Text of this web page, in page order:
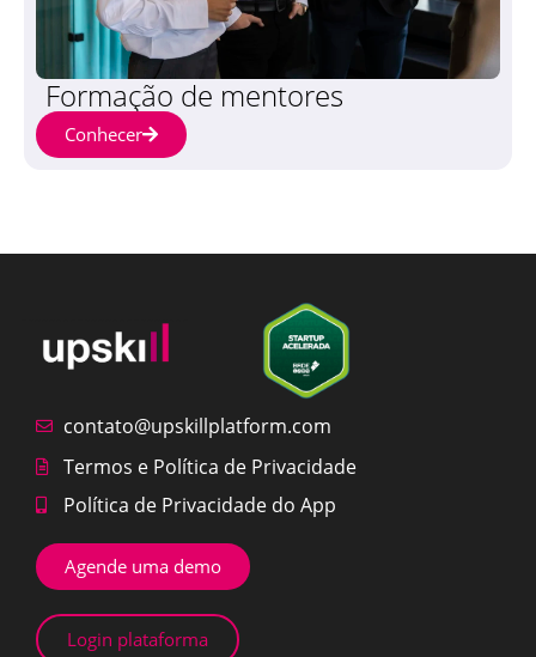
Formação de mentores
Conhecer
contato@upskillplatform.com
Termos e Política de Privacidade
Política de Privacidade do App
Agende uma demo
Login plataforma